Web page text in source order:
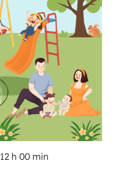
12 h 00 min